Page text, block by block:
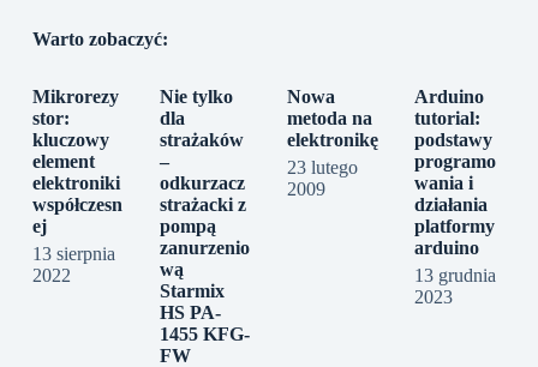
Warto zobaczyć:
Mikrorezy
stor:
kluczowy
element
elektroniki
współczesn
ej
13 sierpnia
2022
Nie tylko
dla
strażaków
–
odkurzacz
strażacki z
pompą
zanurzenio
wą
Starmix
HS PA-
1455 KFG-
FW
Nowa
metoda na
elektronikę
23 lutego
2009
Arduino
tutorial:
podstawy
programo
wania i
działania
platformy
arduino
13 grudnia
2023